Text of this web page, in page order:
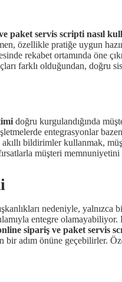
paket servis scripti nasıl
özellikle pratiğe uygun
rekabet ortamında öne
farklı olduğundan, doğru
doğru kurgulandığında
entegrasyonlar
akıllı bildirimler kullanmak,
müşteri memnuniyetini
nedeniyle, yalnızca
entegre olamayabiliyor.
sipariş ve paket servis
bir adım önüne geçebilirler.